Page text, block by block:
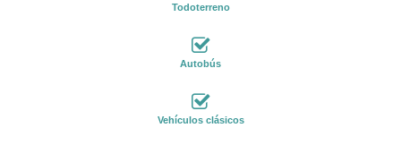
Todoterreno
Autobús
Vehículos clásicos